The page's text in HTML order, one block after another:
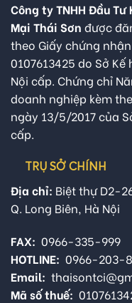
Công ty TNHH Đầu
Mại Thái Sơn được
theo Giấy chứng
0107613425 do Sở
Nội cấp. Chứng chỉ
doanh nghiệp kèm
ngày 13/5/2017 của
cấp.
TRỤ SỞ CHÍNH
Địa chỉ: Biệt thự D2-
Q. Long Biên, Hà Nội
FAX: 0966-335-999
HOTLINE: 0966-203-
Email:
Mã số thuế: